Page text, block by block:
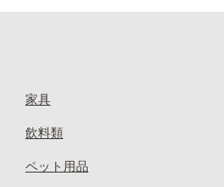
家具
飲料類
ペット用品